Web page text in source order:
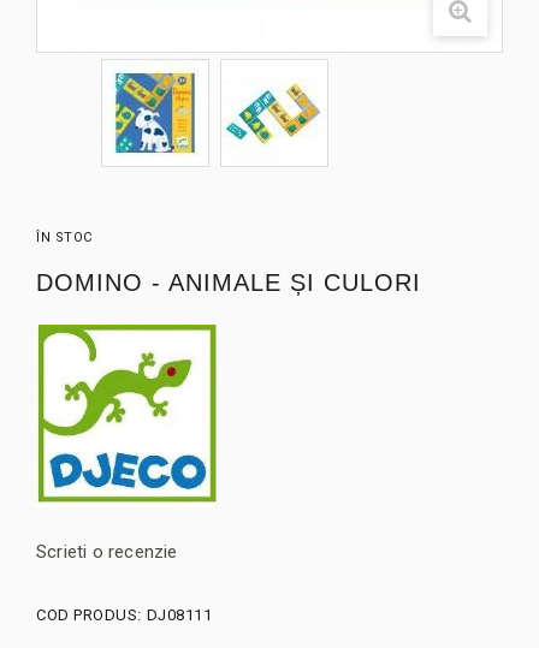
ÎN STOC
DOMINO - ANIMALE ȘI CULORI
Scrieti o recenzie
COD PRODUS: DJ08111